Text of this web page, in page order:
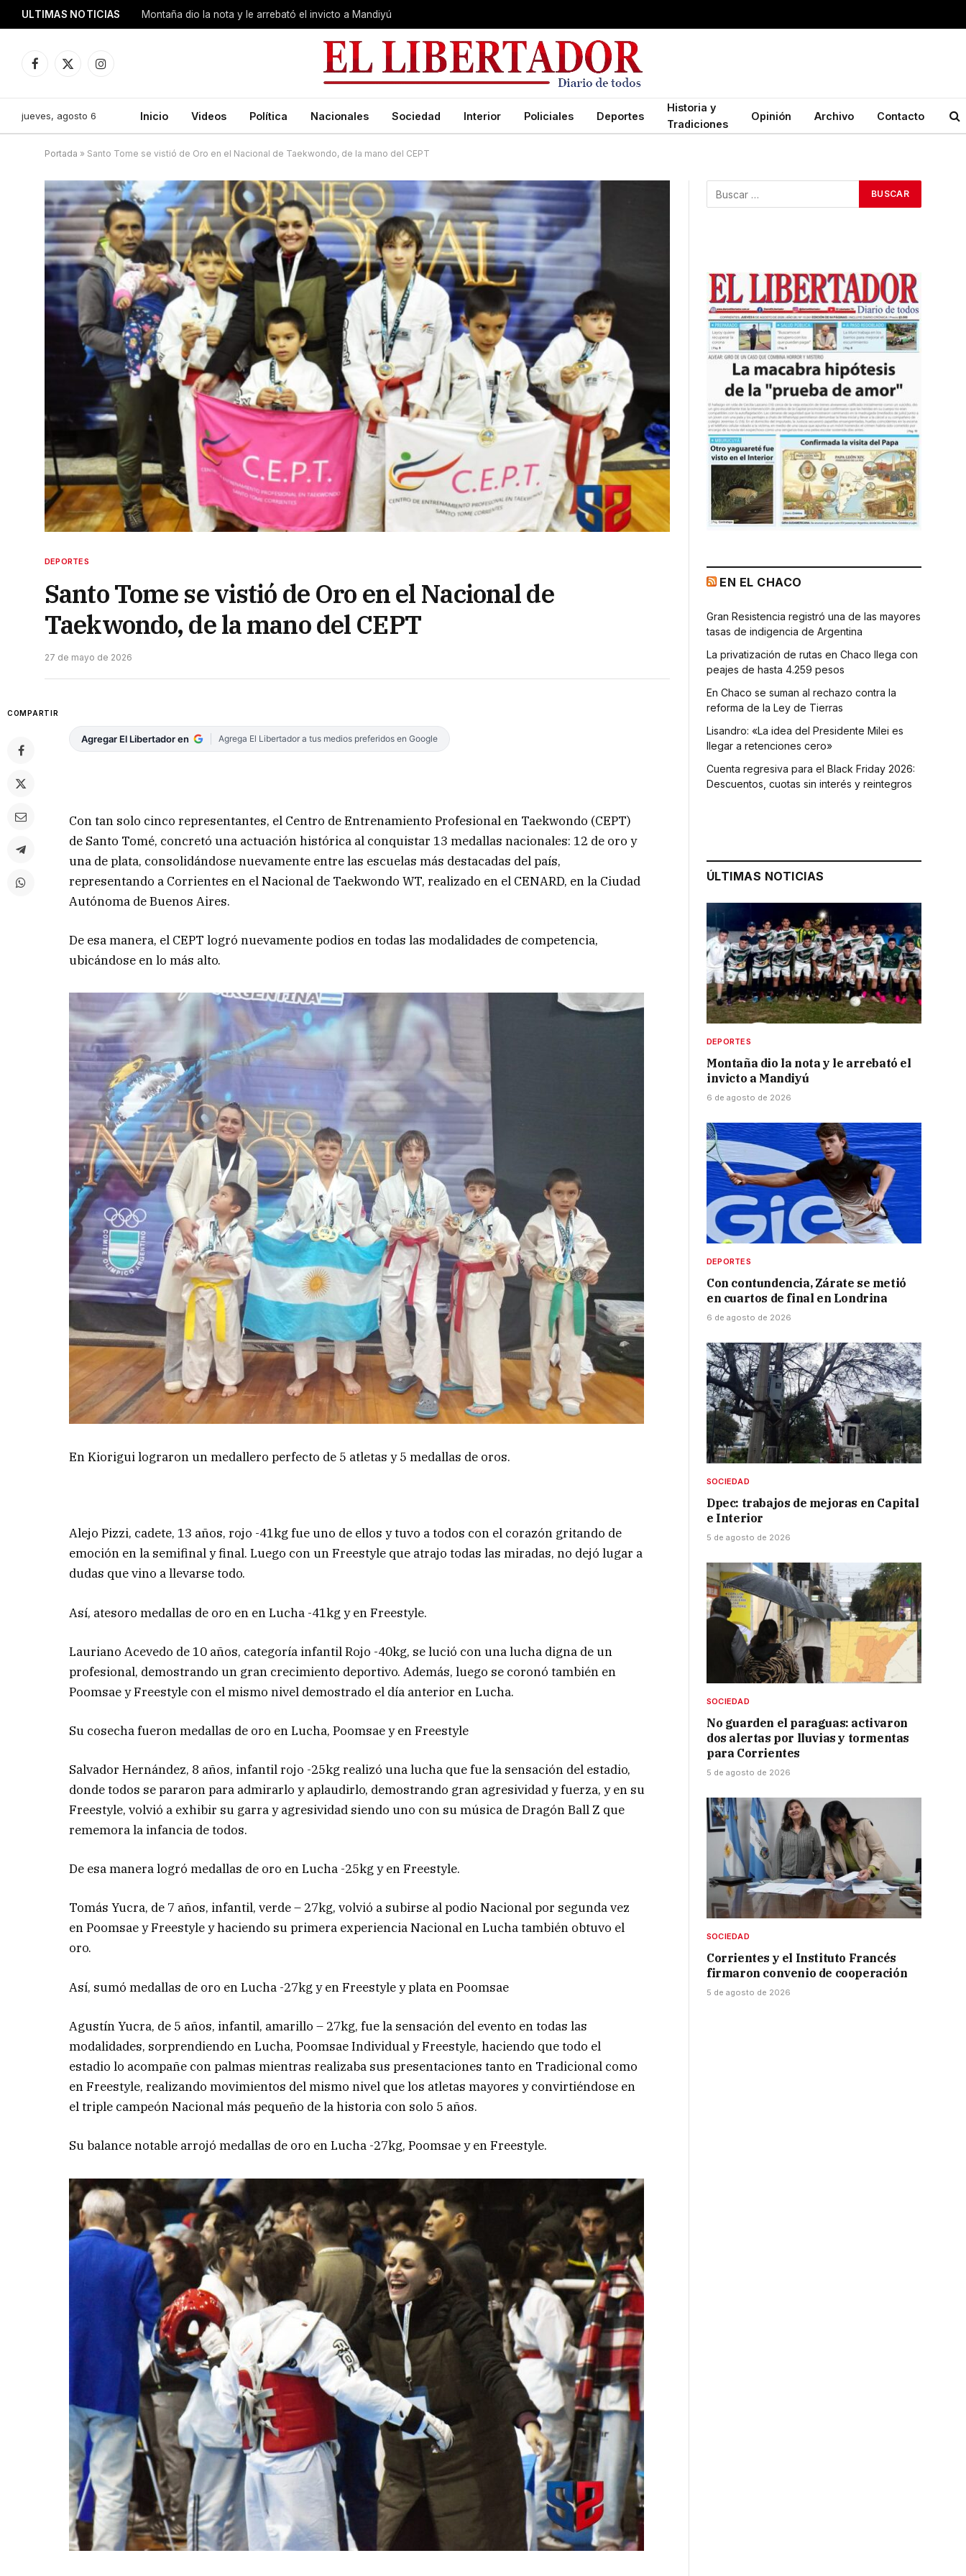
ULTIMAS NOTICIAS Montaña dio la nota y le arrebató el invicto a Mandiyú
Facebook
X
Instagram
jueves, agosto 6 Inicio Videos Política Nacionales Sociedad Interior Policiales Deportes
Historia y
Tradiciones
Opinión Archivo Contacto
Portada » Santo Tome se vistió de Oro en el Nacional de Taekwondo, de la mano del CEPT
DEPORTES
Santo Tome se vistió de Oro en el Nacional de
Taekwondo, de la mano del CEPT
27 de mayo de 2026
COMPARTIR
Agregar El Libertador en Agrega El Libertador a tus medios preferidos en Google
Con tan solo cinco representantes, el Centro de Entrenamiento Profesional en Taekwondo (CEPT)
de Santo Tomé, concretó una actuación histórica al conquistar 13 medallas nacionales: 12 de oro y
una de plata, consolidándose nuevamente entre las escuelas más destacadas del país,
representando a Corrientes en el Nacional de Taekwondo WT, realizado en el CENARD, en la Ciudad
Autónoma de Buenos Aires.
De esa manera, el CEPT logró nuevamente podios en todas las modalidades de competencia,
ubicándose en lo más alto.
En Kiorigui lograron un medallero perfecto de 5 atletas y 5 medallas de oros.
Alejo Pizzi, cadete, 13 años, rojo -41kg fue uno de ellos y tuvo a todos con el corazón gritando de
emoción en la semifinal y final. Luego con un Freestyle que atrajo todas las miradas, no dejó lugar a
dudas que vino a llevarse todo.
Así, atesoro medallas de oro en en Lucha -41kg y en Freestyle.
Lauriano Acevedo de 10 años, categoría infantil Rojo -40kg, se lució con una lucha digna de un
profesional, demostrando un gran crecimiento deportivo. Además, luego se coronó también en
Poomsae y Freestyle con el mismo nivel demostrado el día anterior en Lucha.
Su cosecha fueron medallas de oro en Lucha, Poomsae y en Freestyle
Salvador Hernández, 8 años, infantil rojo -25kg realizó una lucha que fue la sensación del estadio,
donde todos se pararon para admirarlo y aplaudirlo, demostrando gran agresividad y fuerza, y en su
Freestyle, volvió a exhibir su garra y agresividad siendo uno con su música de Dragón Ball Z que
rememora la infancia de todos.
De esa manera logró medallas de oro en Lucha -25kg y en Freestyle.
Tomás Yucra, de 7 años, infantil, verde – 27kg, volvió a subirse al podio Nacional por segunda vez
en Poomsae y Freestyle y haciendo su primera experiencia Nacional en Lucha también obtuvo el
oro.
Así, sumó medallas de oro en Lucha -27kg y en Freestyle y plata en Poomsae
Agustín Yucra, de 5 años, infantil, amarillo – 27kg, fue la sensación del evento en todas las
modalidades, sorprendiendo en Lucha, Poomsae Individual y Freestyle, haciendo que todo el
estadio lo acompañe con palmas mientras realizaba sus presentaciones tanto en Tradicional como
en Freestyle, realizando movimientos del mismo nivel que los atletas mayores y convirtiéndose en
el triple campeón Nacional más pequeño de la historia con solo 5 años.
Su balance notable arrojó medallas de oro en Lucha -27kg, Poomsae y en Freestyle.
EN EL CHACO
Gran Resistencia registró una de las mayores
tasas de indigencia de Argentina
La privatización de rutas en Chaco llega con
peajes de hasta 4.259 pesos
En Chaco se suman al rechazo contra la
reforma de la Ley de Tierras
Lisandro: «La idea del Presidente Milei es
llegar a retenciones cero»
Cuenta regresiva para el Black Friday 2026:
Descuentos, cuotas sin interés y reintegros
ÚLTIMAS NOTICIAS
DEPORTES
Montaña dio la nota y le arrebató el
invicto a Mandiyú
6 de agosto de 2026
DEPORTES
Con contundencia, Zárate se metió
en cuartos de final en Londrina
6 de agosto de 2026
SOCIEDAD
Dpec: trabajos de mejoras en Capital
e Interior
5 de agosto de 2026
SOCIEDAD
No guarden el paraguas: activaron
dos alertas por lluvias y tormentas
para Corrientes
5 de agosto de 2026
SOCIEDAD
Corrientes y el Instituto Francés
firmaron convenio de cooperación
5 de agosto de 2026